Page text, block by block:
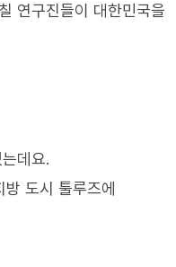
연구진들이 대한민국을
데요.
도시 툴루즈에